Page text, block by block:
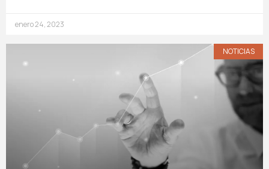
enero 24, 2023
NOTICIAS